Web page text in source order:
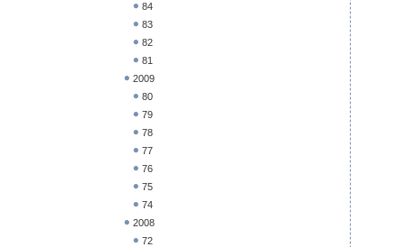
84
83
82
81
2009
80
79
78
77
76
75
74
2008
72